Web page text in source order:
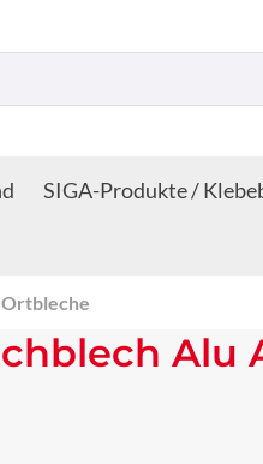
SIGA-Produkte /
Ortbleche
Alu